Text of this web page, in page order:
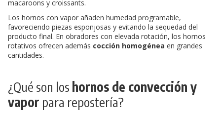
macaroons y croissants.
Los hornos con vapor añaden humedad programable,
favoreciendo piezas esponjosas y evitando la sequedad del
producto final. En obradores con elevada rotación, los hornos
rotativos ofrecen además cocción homogénea en grandes
cantidades.
¿Qué son los hornos de convección y
vapor para repostería?